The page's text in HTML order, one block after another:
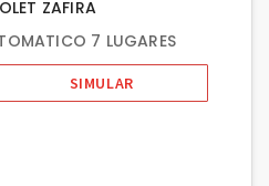
ZAFIRA
7 LUGARES
SIMULAR